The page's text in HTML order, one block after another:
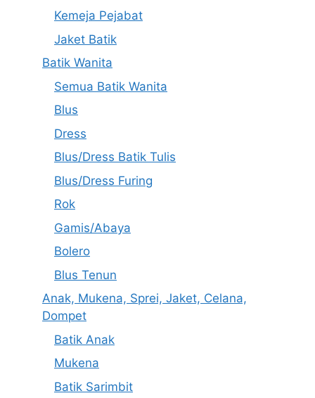
Kemeja Pejabat
Jaket Batik
Batik Wanita
Semua Batik Wanita
Blus
Dress
Blus/Dress Batik Tulis
Blus/Dress Furing
Rok
Gamis/Abaya
Bolero
Blus Tenun
Anak, Mukena, Sprei, Jaket, Celana,
Dompet
Batik Anak
Mukena
Batik Sarimbit